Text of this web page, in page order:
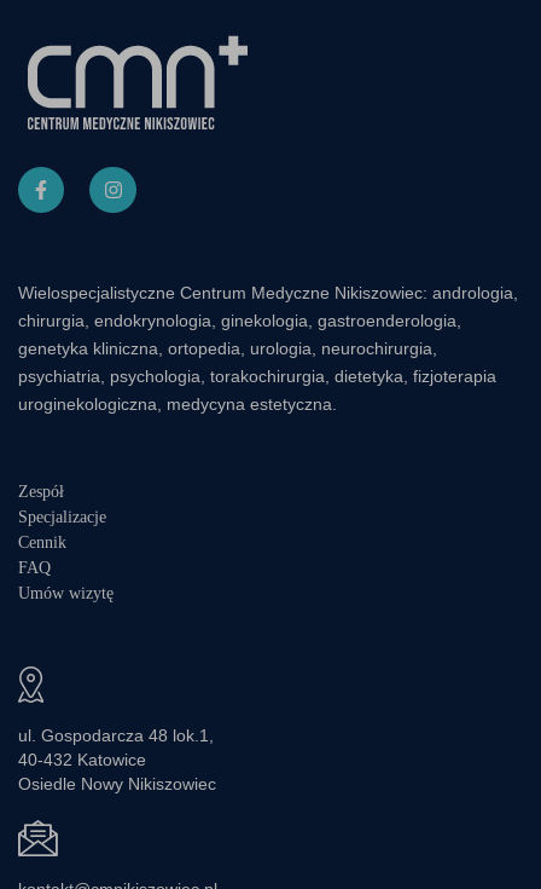
Wielospecjalistyczne Centrum Medyczne Nikiszowiec: andrologia,
chirurgia, endokrynologia, ginekologia, gastroenderologia,
genetyka kliniczna, ortopedia, urologia, neurochirurgia,
psychiatria, psychologia, torakochirurgia, dietetyka, fizjoterapia
uroginekologiczna, medycyna estetyczna.
Zespół
Specjalizacje
Cennik
FAQ
Umów wizytę
ul. Gospodarcza 48 lok.1,
40-432 Katowice
Osiedle Nowy Nikiszowiec